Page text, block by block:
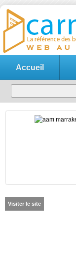
Accueil
Visiter le site